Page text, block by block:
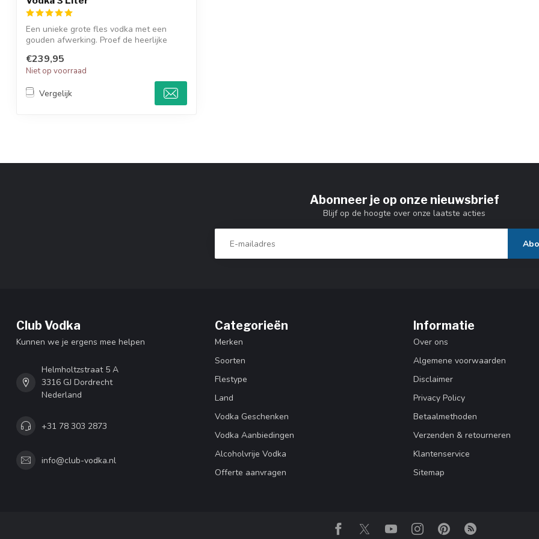
Een unieke grote fles vodka met een
gouden afwerking. Proef de heerlijke
€239,95
Niet op voorraad
Vergelijk
Abonneer je op onze nieuwsbrief
Blijf op de hoogte over onze laatste acties
Club Vodka
Kunnen we je ergens mee helpen
Helmholtzstraat 5 A
3316 GJ Dordrecht
Nederland
+31 78 303 2873
info@club-vodka.nl
Categorieën
Merken
Soorten
Flestype
Land
Vodka Geschenken
Vodka Aanbiedingen
Alcoholvrije Vodka
Offerte aanvragen
Informatie
Over ons
Algemene voorwaarden
Disclaimer
Privacy Policy
Betaalmethoden
Verzenden & retourneren
Klantenservice
Sitemap